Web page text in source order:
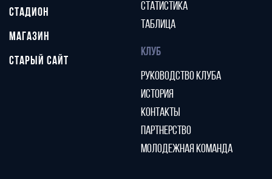
СТАДИОН
МАГАЗИН
СТАРЫЙ САЙТ
СТАТИСТИКА
ТАБЛИЦА
КЛУБ
РУКОВОДСТВО КЛУБА
ИСТОРИЯ
КОНТАКТЫ
ПАРТНЕРСТВО
МОЛОДЕЖНАЯ КОМАНДА